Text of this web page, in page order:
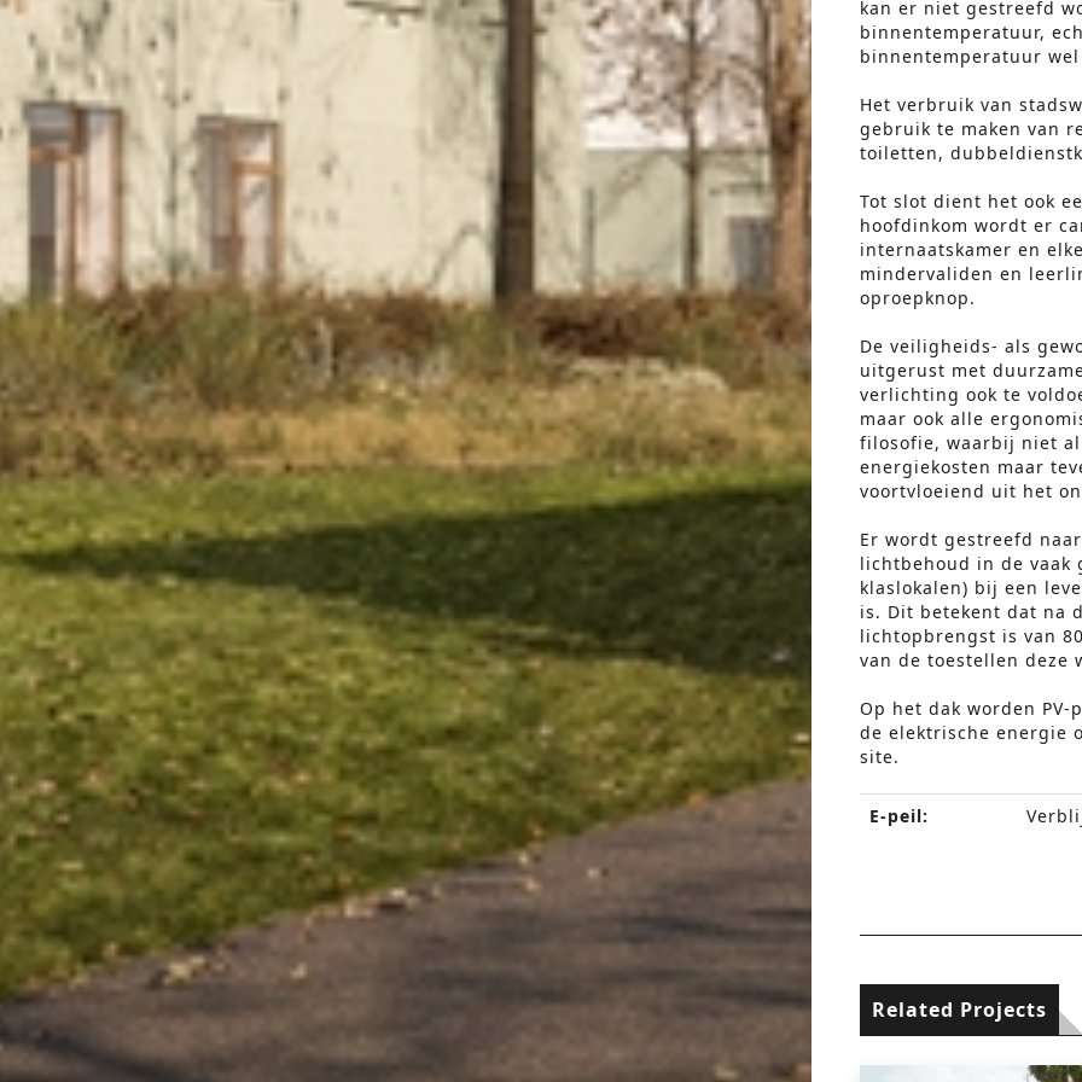
kan er niet gestreefd
binnentemperatuur,
binnentemperatuur
Het verbruik van
gebruik te maken van
toiletten,
Tot slot dient het ook
hoofdinkom wordt er
internaatskamer en
mindervaliden en
oproepknop.
De veiligheids- als
uitgerust met
verlichting ook te
maar ook alle
filosofie, waarbij niet
energiekosten maar
voortvloeiend uit het
Er wordt gestreefd
lichtbehoud in de
klaslokalen) bij een
is. Dit betekent dat na
lichtopbrengst is van
van de toestellen deze
Op het dak worden
de elektrische energie
site.
E-peil:
Related Projects